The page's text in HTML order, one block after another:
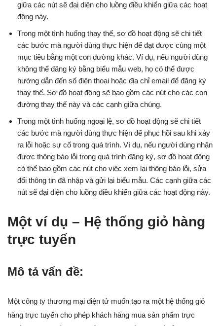
giữa các nút sẽ đại diện cho luồng điều khiển giữa các hoạt
động này.
Trong một tình huống thay thế, sơ đồ hoạt động sẽ chi tiết
các bước mà người dùng thực hiện để đạt được cùng một
mục tiêu bằng một con đường khác. Ví dụ, nếu người dùng
không thể đăng ký bằng biểu mẫu web, họ có thể được
hướng dẫn đến số điện thoại hoặc địa chỉ email để đăng ký
thay thế. Sơ đồ hoạt động sẽ bao gồm các nút cho các con
đường thay thế này và các cạnh giữa chúng.
Trong một tình huống ngoại lệ, sơ đồ hoạt động sẽ chi tiết
các bước mà người dùng thực hiện để phục hồi sau khi xảy
ra lỗi hoặc sự cố trong quá trình. Ví dụ, nếu người dùng nhận
được thông báo lỗi trong quá trình đăng ký, sơ đồ hoạt động
có thể bao gồm các nút cho việc xem lại thông báo lỗi, sửa
đổi thông tin đã nhập và gửi lại biểu mẫu. Các cạnh giữa các
nút sẽ đại diện cho luồng điều khiển giữa các hoạt động này.
Một ví dụ – Hệ thống giỏ hàng
trực tuyến
Mô tả vấn đề:
Một công ty thương mại điện tử muốn tạo ra một hệ thống giỏ
hàng trực tuyến cho phép khách hàng mua sản phẩm trực